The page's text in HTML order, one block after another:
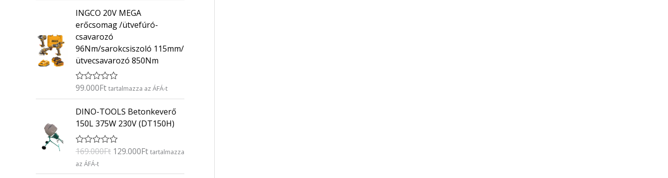
é
e
l
é
s
:
/
5
INGCO 20V MEGA
erőcsomag /ütvefúró-
csavarozó
96Nm/sarokcsiszoló 115mm/
ütvecsavarozó 850Nm
É
é
k
e
é
s
0
/
99.000Ft tartalmazza az ÁFÁ-t
DINO-TOOLS Betonkeverő
150L 375W 230V (DT150H)
É
t
é
169.000Ft
O
r
g
129.000Ft
C
u
etartalmazza
az ÁFÁ-t